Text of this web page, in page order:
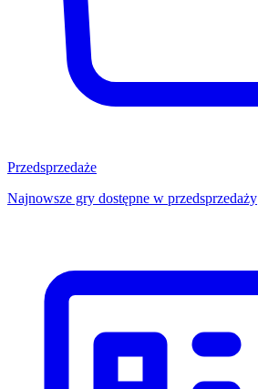
Przedsprzedaże
Najnowsze gry dostępne w przedsprzedaży